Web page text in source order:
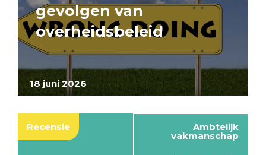
18 juni 2026
gevolgen van
overheidsbeleid
Recensie Ambtelijk
vakmanschap